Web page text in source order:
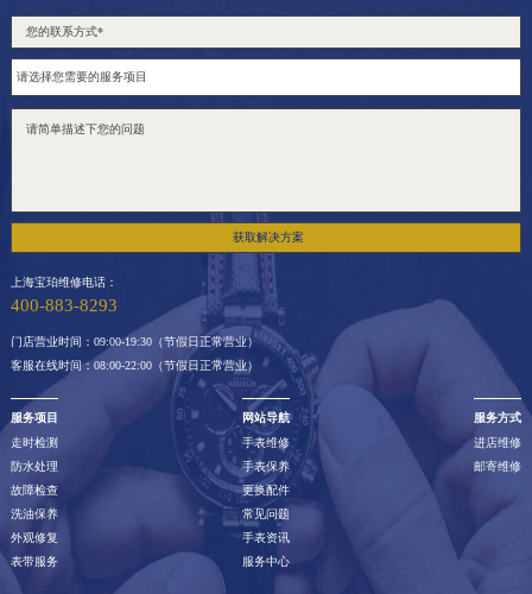
获取解决方案
上海宝珀维修电话：
400-883-8293
门店营业时间：09:00-19:30（节假日正常营业）
客服在线时间：08:00-22:00（节假日正常营业）
服务项目
走时检测
防水处理
故障检查
洗油保养
外观修复
表带服务
网站导航
手表维修
手表保养
更换配件
常见问题
手表资讯
服务中心
服务方式
进店维修
邮寄维修